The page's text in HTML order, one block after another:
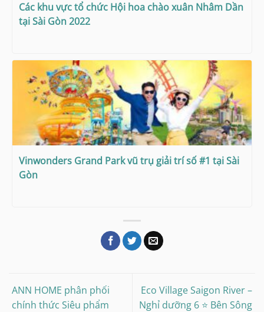
Các khu vực tổ chức Hội hoa chào xuân Nhâm Dần
tại Sài Gòn 2022
Vinwonders Grand Park vũ trụ giải trí số #1 tại Sài
Gòn
ANN HOME phân phối
chính thức Siêu phẩm
Eco Village Saigon River –
Nghỉ dưỡng 6 ⭐ Bên Sông